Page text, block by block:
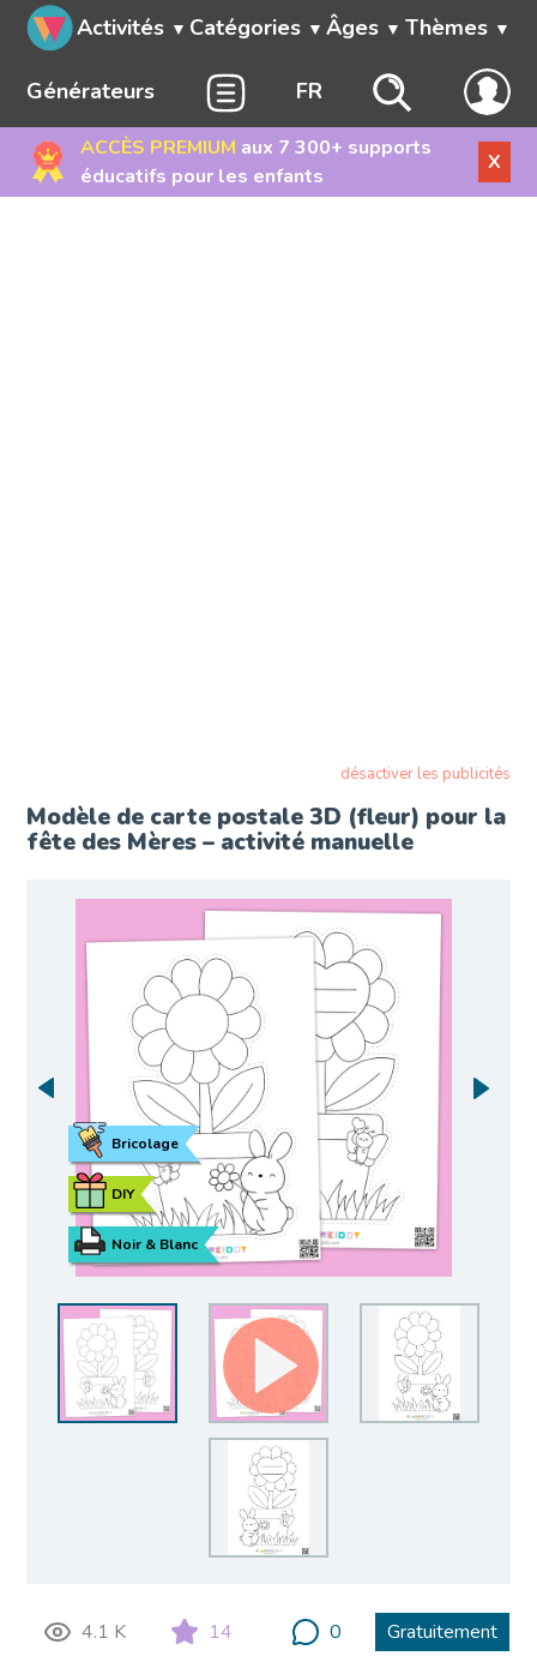
Activités Catégories Âges Thèmes
Générateurs FR
ACCÈS PREMIUM aux 7 300+ supports
éducatifs pour les enfants
X
désactiver les publicités
Modèle de carte postale 3D (fleur) pour la
fête des Mères – activité manuelle
Noir & Blanc
DIY
Bricolage
4.1 K 14 0 Gratuitement